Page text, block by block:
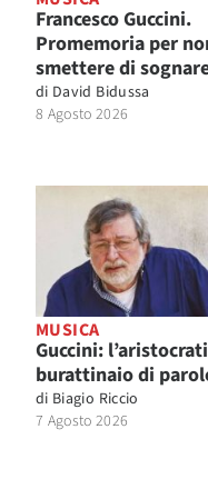
Francesco Guccini.
Promemoria per
smettere di
di David Bidussa
8 Agosto 2026
MUSICA
Guccini:
burattinaio di
di Biagio Riccio
7 Agosto 2026